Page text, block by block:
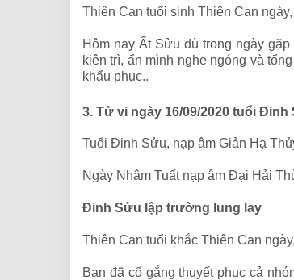
Thiên Can tuổi sinh Thiên Can
Hôm nay Ất Sửu dù trong ngày
kiên trì, ẩn mình nghe ngóng và
khẩu phục..
3. Tử vi ngày 16/09/2020 tuổi Đinh
Tuổi Đinh Sửu, nạp âm Giản Hạ
Ngày Nhâm Tuất nạp âm Đại Hải
Đinh Sửu lập trường lung lay
Thiên Can tuổi khắc Thiên Can
Bạn đã cố gắng thuyết phục cả